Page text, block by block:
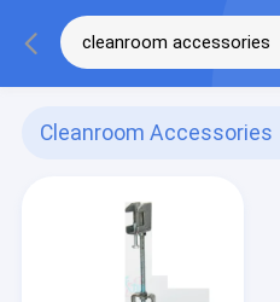
Cleanroom Accessories